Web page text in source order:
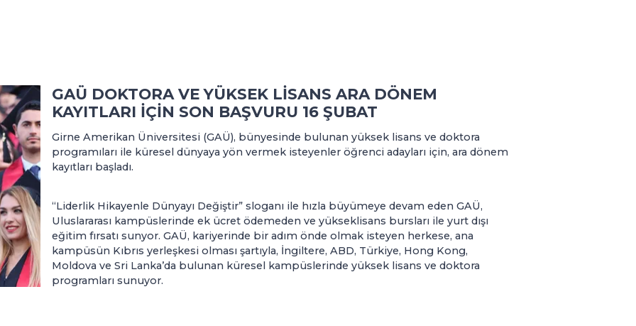
GAÜ DOKTORA VE YÜKSEK LİSANS ARA DÖNEM
KAYITLARI İÇİN SON BAŞVURU 16 ŞUBAT
Girne Amerikan Üniversitesi (GAÜ), bünyesinde bulunan yüksek lisans ve doktora
programıları ile küresel dünyaya yön vermek isteyenler öğrenci adayları için, ara dönem
kayıtları başladı.
“Liderlik Hikayenle Dünyayı Değiştir” sloganı ile hızla büyümeye devam eden GAÜ,
Uluslararası kampüslerinde ek ücret ödemeden ve yükseklisans bursları ile yurt dışı
eğitim fırsatı sunyor. GAÜ, kariyerinde bir adım öndeolmak isteyen herkese, ana
kampüsün Kıbrıs yerleşkesi olması şartıyla, İngiltere, ABD, Türkiye, Hong Kong,
Moldova ve Sri Lanka’da bulunan küresel kampüslerinde yüksek lisans ve doktora
programları sunuyor.